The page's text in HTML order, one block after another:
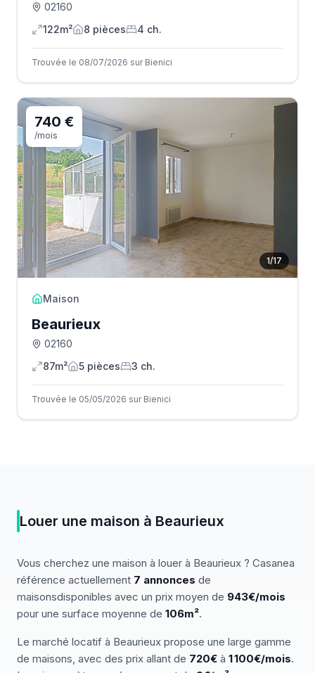
02160
122m²
8 pièces 4 ch.
Trouvée le 08/07/2026 sur Bienici
1/17
740 €
/mois
Maison
Beaurieux
02160
87m²
5 pièces 3 ch.
Trouvée le 05/05/2026 sur Bienici
Louer une maison à Beaurieux
Vous cherchez une maison à louer à Beaurieux ? Casanea
référence actuellement 7 annonces de
maisonsdisponibles avec un prix moyen de 943€/mois
pour une surface moyenne de 106m².
Le marché locatif à Beaurieux propose une large gamme
de maisons, avec des prix allant de 720€ à 1 100€/mois.